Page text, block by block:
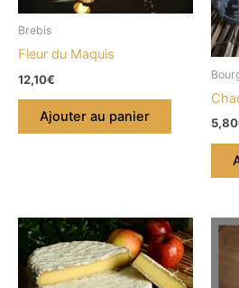
Brebis
Fleur du Maquis
12,10€
Ajouter au panier 5,80